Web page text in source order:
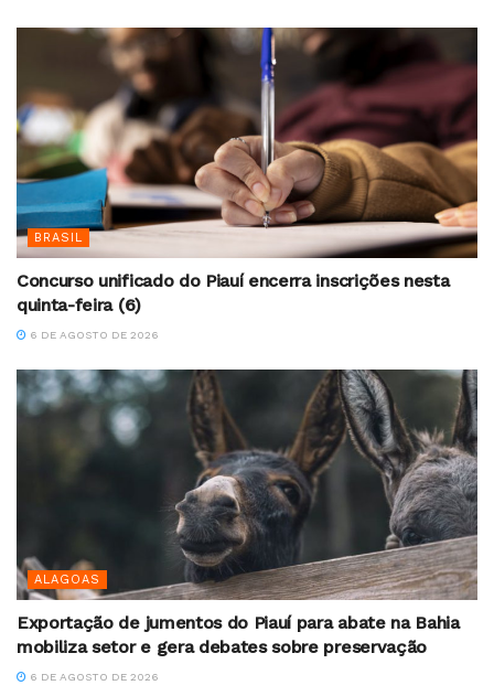
BRASIL
Concurso unificado do Piauí encerra inscrições nesta
quinta-feira (6)
6 DE AGOSTO DE 2026
ALAGOAS
Exportação de jumentos do Piauí para abate na Bahia
mobiliza setor e gera debates sobre preservação
6 DE AGOSTO DE 2026